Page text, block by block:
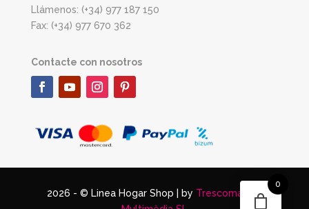
Llámenos: (+34) 977 187 150
Fax: (+34) 977 670 362
Contacte con nosotros
2026 - © Linea Hogar Shop | by Trescomatres
0